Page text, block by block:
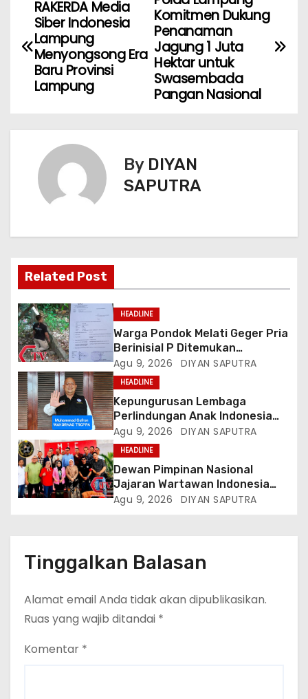
Komitmen Dukung
Penanaman
Jagung 1 Juta
Hektar untuk
Swasembada
Pangan Nasional
RAKERDA Media
Siber Indonesia
Lampung
Menyongsong Era
Baru Provinsi
Lampung
By DIYAN
SAPUTRA
Related Post
HEADLINE
Warga Pondok Melati Geger Pria
Berinisial P Ditemukan
Meninggal Diduga Akibat
Tekanan Hutang
Agu 9, 2026 DIYAN SAPUTRA
HEADLINE
Kepungurusan Lembaga
Perlindungan Anak Indonesia
(LPAI) Periode 2026-2031
Terbentuk, Wakil Kordinator
Nasional Tim Reaksi Cepat
Perlindungan Perempuan Anak
(Wakornas TRCPPA) Muhammad
Gufron Mengapresiasi Dan Beri
Agu 9, 2026 DIYAN SAPUTRA
HEADLINE
Dewan Pimpinan Nasional
Jajaran Wartawan Indonesia
(DPN-JWI) Menggelar Rapat
Agu 9, 2026 DIYAN SAPUTRA
Tinggalkan Balasan
Alamat email Anda tidak akan dipublikasikan.
Ruas yang wajib ditandai *
Komentar *